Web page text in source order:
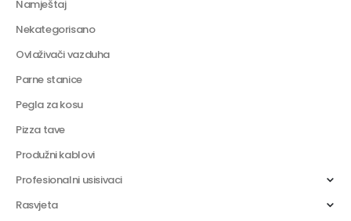
Namještaj
Nekategorisano
Ovlaživači vazduha
Parne stanice
Pegla za kosu
Pizza tave
Produžni kablovi
Profesionalni usisivaci
Rasvjeta